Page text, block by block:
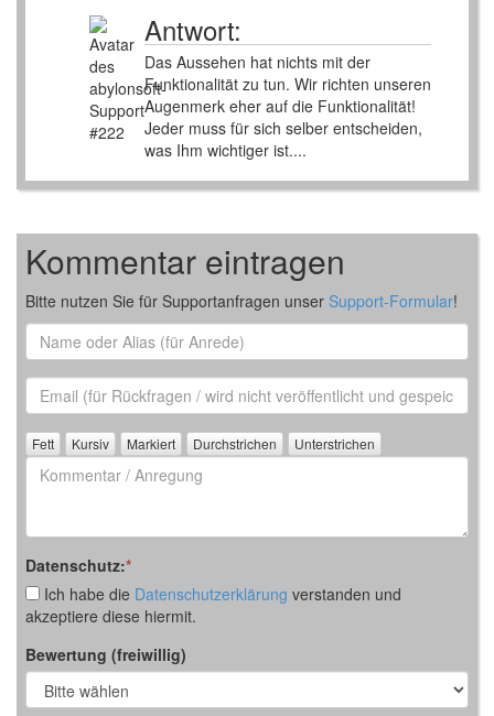
Antwort:
Das Aussehen hat nichts mit der
Funktionalität zu tun. Wir richten unseren
Augenmerk eher auf die Funktionalität!
Jeder muss für sich selber entscheiden,
was Ihm wichtiger ist....
Kommentar eintragen
Bitte nutzen Sie für Supportanfragen unser Support-Formular!
Name
oder
Alias
Email
(für
Rückfrage)
Kommentar
/
Anregung
Datenschutz:*
Ich habe die Datenschutzerklärung verstanden und
akzeptiere diese hiermit.
Bewertung (freiwillig)